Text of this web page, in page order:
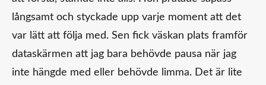
långsamt och styckade upp varje moment att det
var lätt att följa med. Sen fick väskan plats framför
dataskärmen att jag bara behövde pausa när jag
inte hängde med eller behövde limma. Det är lite